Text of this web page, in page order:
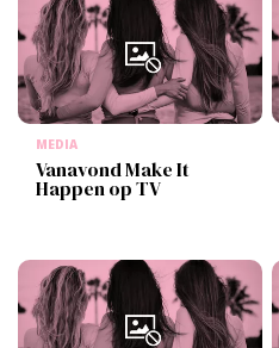
MEDIA
Vanavond Make It
Happen op TV